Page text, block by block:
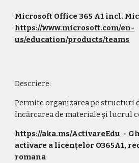
Microsoft Office 365 A1 incl.
https://www.microsoft.com/en-
us/education/products/teams
Descriere:
Permite organizarea pe structuri
încărcarea de materiale și lucrul
https://aka.ms/ActivareEdu
  -
G
activare a licențelor O365A1,
romana